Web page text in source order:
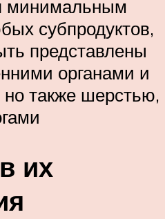
минимальным
субпродуктов,
представлены
органами и
также шерстью,
их